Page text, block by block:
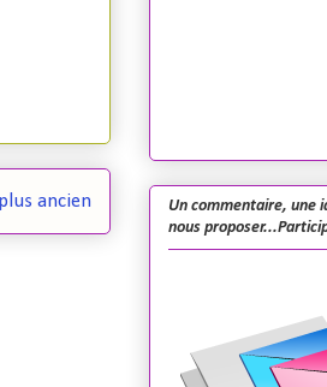
ancien
Un commentaire, une
nous